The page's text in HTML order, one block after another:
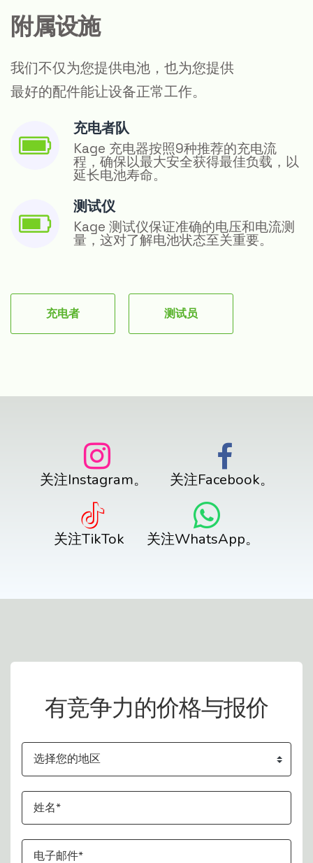
附属设施
我们不仅为您提供电池，也为您提供
最好的配件能让设备正常工作。
充电者队
Kage 充电器按照9种推荐的充电流
程，确保以最大安全获得最佳负载，以
延长电池寿命。
测试仪
Kage 测试仪保证准确的电压和电流测
量，这对了解电池状态至关重要。
充电者 测试员
关注Instagram。 关注Facebook。
关注TikTok 关注WhatsApp。
有竞争力的价格与报价